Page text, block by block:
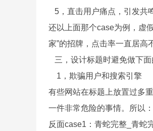
5，直击用户痛点，引发共
还以上面那个case为例，虚
家”的招牌，点击率一直居高
三，设计标题时避免做下面
1，欺骗用户和搜索引擎
有些网站在标题上放置过多
一件非常危险的事情。所以
反面case1：青蛇完整_青